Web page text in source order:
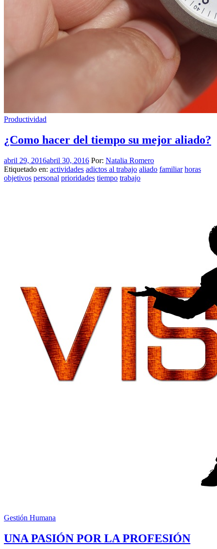
Productividad
¿Como hacer del tiempo su mejor aliado?
abril 29, 2016abril 30, 2016 Por: Natalia Romero
Etiquetado en: actividades adictos al trabajo aliado familiar horas
objetivos personal prioridades tiempo trabajo
Gestión Humana
UNA PASIÓN POR LA PROFESIÓN